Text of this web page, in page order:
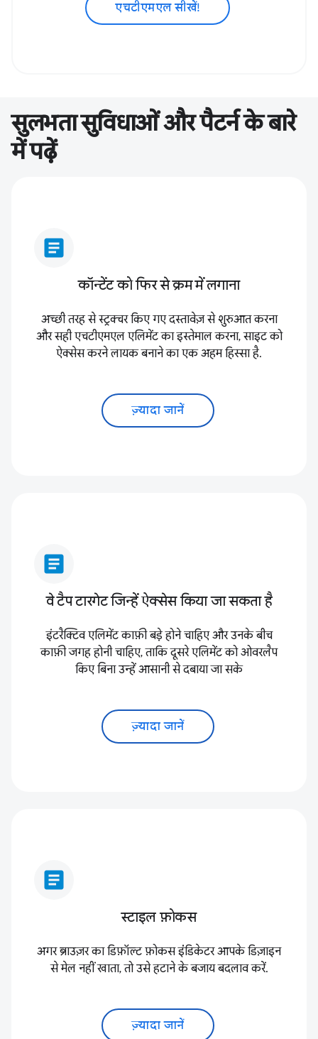
एचटीएमएल सीखें!
सुलभता सुविधाओं और पैटर्न के बारे
में पढ़ें
article
कॉन्टेंट को फिर से क्रम में लगाना
अच्छी तरह से स्ट्रक्चर किए गए दस्तावेज़ से शुरुआत करना
और सही एचटीएमएल एलिमेंट का इस्तेमाल करना, साइट को
ऐक्सेस करने लायक बनाने का एक अहम हिस्सा है.
ज़्यादा जानें
article
वे टैप टारगेट जिन्हें ऐक्सेस किया जा सकता है
इंटरैक्टिव एलिमेंट काफ़ी बड़े होने चाहिए और उनके बीच
काफ़ी जगह होनी चाहिए, ताकि दूसरे एलिमेंट को ओवरलैप
किए बिना उन्हें आसानी से दबाया जा सके
ज़्यादा जानें
article
स्टाइल फ़ोकस
अगर ब्राउज़र का डिफ़ॉल्ट फ़ोकस इंंडिकेटर आपके डिज़ाइन
से मेल नहीं खाता, तो उसे हटाने के बजाय बदलाव करें.
ज़्यादा जानें